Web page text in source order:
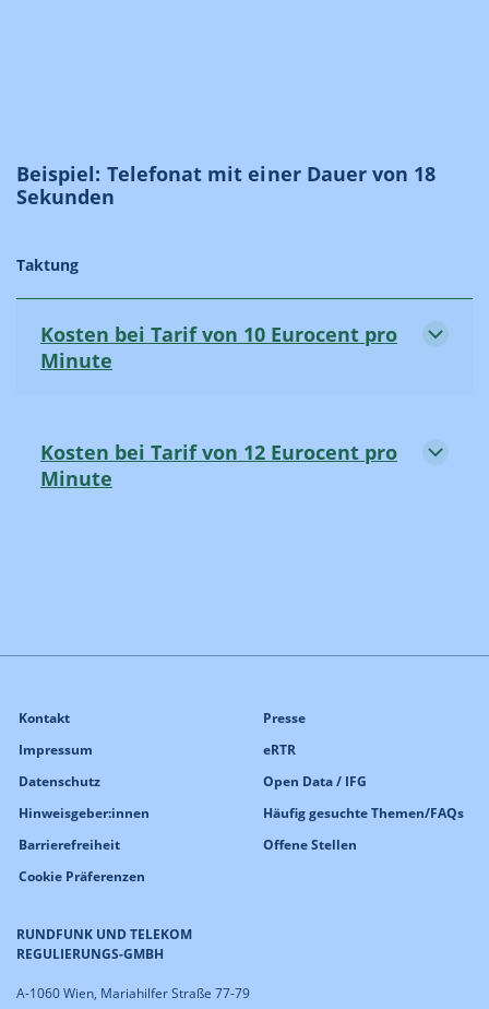
Beispiel: Telefonat mit einer Dauer von 18
Sekunden
Taktung
Kosten bei Tarif von 10 Eurocent pro
Minute
Kosten bei Tarif von 12 Eurocent pro
Minute
RUNDFUNK UND TELEKOM
REGULIERUNGS-GMBH
A-1060 Wien, Mariahilfer Straße 77-79
Kontakt
Impressum
Datenschutz
Hinweisgeber:innen
Barrierefreiheit
Cookie Präferenzen
Presse
eRTR
Open Data / IFG
Häufig gesuchte Themen/FAQs
Offene Stellen